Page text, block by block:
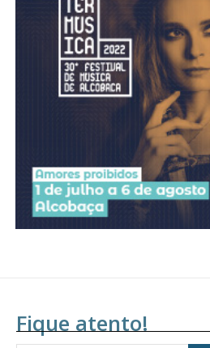
Fique atento!